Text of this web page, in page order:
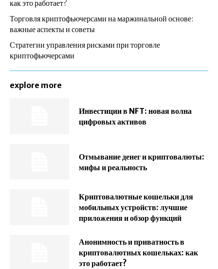
как это работает?
Торговля криптофьючерсами на маржинальной основе:
важные аспекты и советы
Стратегии управления рисками при торговле
криптофьючерсами
explore more
Инвестиции в NFT: новая волна
цифровых активов
Отмывание денег и криптовалюты:
мифы и реальность
Криптовалютные кошельки для
мобильных устройств: лучшие
приложения и обзор функций
Анонимность и приватность в
криптовалютных кошельках: как
это работает?